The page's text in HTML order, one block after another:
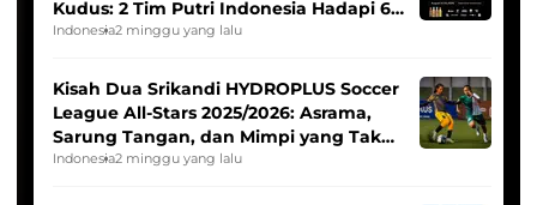
Kudus: 2 Tim Putri Indonesia Hadapi 6
Tim Asia
Indonesia2 minggu yang lalu
Kisah Dua Srikandi HYDROPLUS Soccer
League All-Stars 2025/2026: Asrama,
Sarung Tangan, dan Mimpi yang Tak
Pernah Padam
Indonesia2 minggu yang lalu